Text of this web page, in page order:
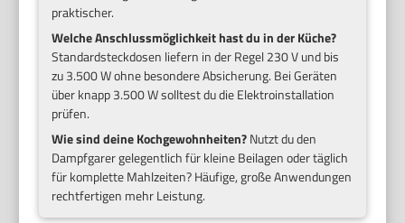
praktischer.
Welche Anschlussmöglichkeit hast du in der Küche?
Standardsteckdosen liefern in der Regel 230 V und bis
zu 3.500 W ohne besondere Absicherung. Bei Geräten
über knapp 3.500 W solltest du die Elektroinstallation
prüfen.
Wie sind deine Kochgewohnheiten?Nutzt du den
Dampfgarer gelegentlich für kleine Beilagen oder täglich
für komplette Mahlzeiten? Häufige, große Anwendungen
rechtfertigen mehr Leistung.